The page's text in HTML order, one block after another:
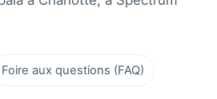
Foire aux questions (FAQ)